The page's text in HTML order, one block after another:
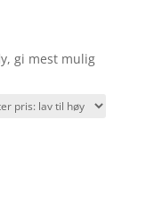
gi mest mulig